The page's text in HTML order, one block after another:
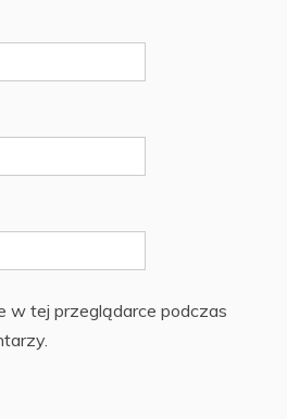
w tej przeglądarce podczas